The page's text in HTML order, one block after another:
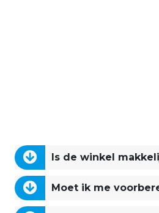
Is de winkel
Moet ik me